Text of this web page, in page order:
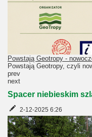
Powstają Geotropy -
Powstają Geotropy, czyli
prev
next
Spacer niebieskim
2-12-2025 6:26